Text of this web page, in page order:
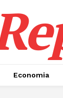
Economia